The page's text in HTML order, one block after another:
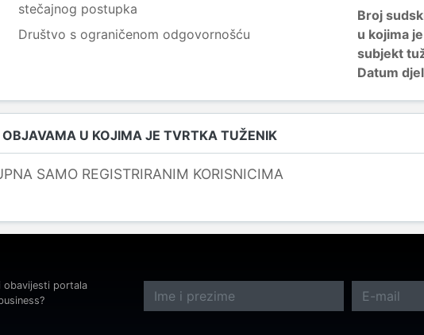
stečajnog postupka
Društvo s ograničenom odgovornošću
Broj
u kojima
subjekt
Datum
OBJAVAMA U KOJIMA JE TVRTKA TUŽENIK
SAMO REGISTRIRANIM KORISNICIMA
obavijesti portala